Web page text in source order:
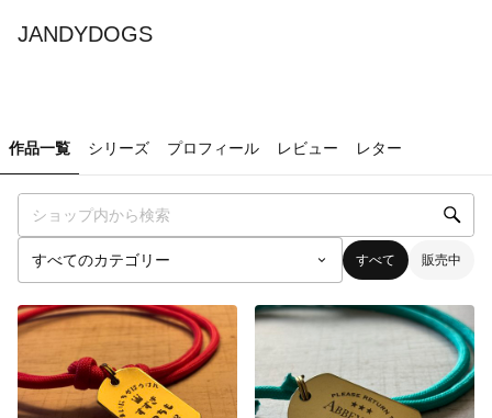
JANDYDOGS
作品一覧 シリーズ プロフィール レビュー レター
すべて 販売中